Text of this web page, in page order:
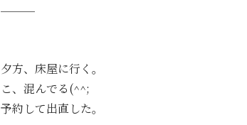
夕方、床屋に行く。
こ、混んでる(^^;
予約して出直した。